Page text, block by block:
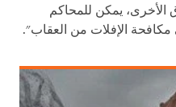
الأخرى، يمكن للمحاكم
الإفلات من العقاب".